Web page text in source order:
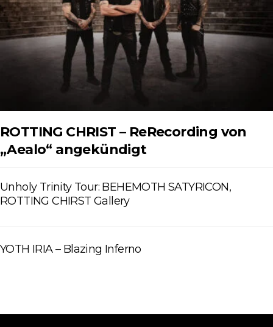
ROTTING CHRIST – ReRecording von
„Aealo“ angekündigt
Unholy Trinity Tour: BEHEMOTH SATYRICON,
ROTTING CHIRST Gallery
YOTH IRIA – Blazing Inferno